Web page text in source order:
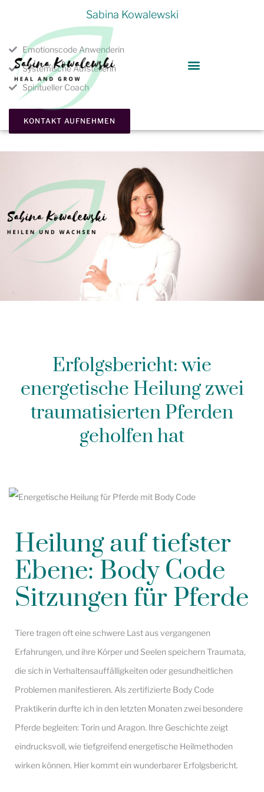
Sabina Kowalewski
Emotionscode Anwenderin
Systemische Aufstellerin
Spiritueller Coach
KONTAKT AUFNEHMEN
Erfolgsbericht: wie
energetische Heilung zwei
traumatisierten Pferden
geholfen hat
Heilung auf tiefster
Ebene: Body Code
Sitzungen für Pferde
Tiere tragen oft eine schwere Last aus vergangenen
Erfahrungen, und ihre Körper und Seelen speichern Traumata,
die sich in Verhaltensauffälligkeiten oder gesundheitlichen
Problemen manifestieren. Als zertifizierte Body Code
Praktikerin durfte ich in den letzten Monaten zwei besondere
Pferde begleiten: Torin und Aragon. Ihre Geschichte zeigt
eindrucksvoll, wie tiefgreifend energetische Heilmethoden
wirken können. Hier kommt ein wunderbarer Erfolgsbericht.